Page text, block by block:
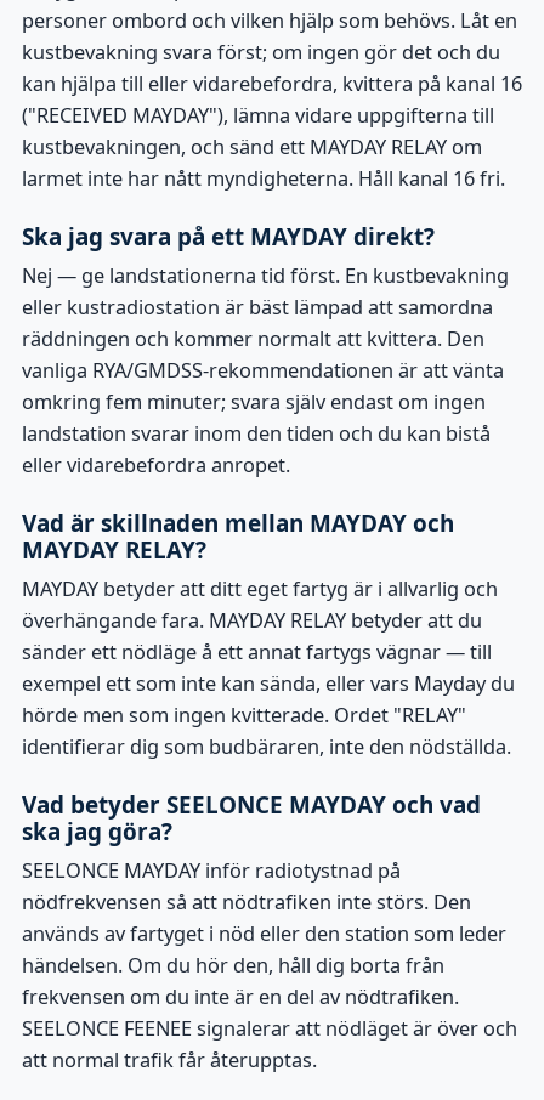
personer ombord och vilken hjälp som behövs. Låt en
kustbevakning svara först; om ingen gör det och du
kan hjälpa till eller vidarebefordra, kvittera på kanal 16
("RECEIVED MAYDAY"), lämna vidare uppgifterna till
kustbevakningen, och sänd ett MAYDAY RELAY om
larmet inte har nått myndigheterna. Håll kanal 16 fri.
Ska jag svara på ett MAYDAY direkt?
Nej — ge landstationerna tid först. En kustbevakning
eller kustradiostation är bäst lämpad att samordna
räddningen och kommer normalt att kvittera. Den
vanliga RYA/GMDSS-rekommendationen är att vänta
omkring fem minuter; svara själv endast om ingen
landstation svarar inom den tiden och du kan bistå
eller vidarebefordra anropet.
Vad är skillnaden mellan MAYDAY och
MAYDAY RELAY?
MAYDAY betyder att ditt eget fartyg är i allvarlig och
överhängande fara. MAYDAY RELAY betyder att du
sänder ett nödläge å ett annat fartygs vägnar — till
exempel ett som inte kan sända, eller vars Mayday du
hörde men som ingen kvitterade. Ordet "RELAY"
identifierar dig som budbäraren, inte den nödställda.
Vad betyder SEELONCE MAYDAY och vad
ska jag göra?
SEELONCE MAYDAY inför radiotystnad på
nödfrekvensen så att nödtrafiken inte störs. Den
används av fartyget i nöd eller den station som leder
händelsen. Om du hör den, håll dig borta från
frekvensen om du inte är en del av nödtrafiken.
SEELONCE FEENEE signalerar att nödläget är över och
att normal trafik får återupptas.